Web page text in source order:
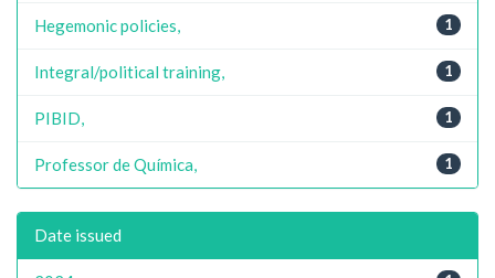
1
Hegemonic policies,
1
Integral/political training,
1
PIBID,
1
Professor de Química,
Date issued